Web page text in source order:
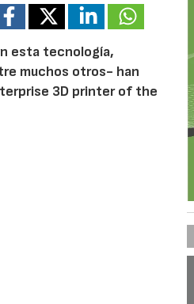
esta tecnología,
muchos otros- han
3D printer of the